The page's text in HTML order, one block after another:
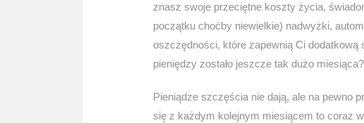
znasz swoje przeciętne koszty życia,
początku choćby niewielkie) nadwyżki,
oszczędności, które zapewnią Ci dodatkową
pieniędzy zostało jeszcze tak dużo
Pieniądze szczęścia nie dają, ale na pewno
się z każdym kolejnym miesiącem to coraz